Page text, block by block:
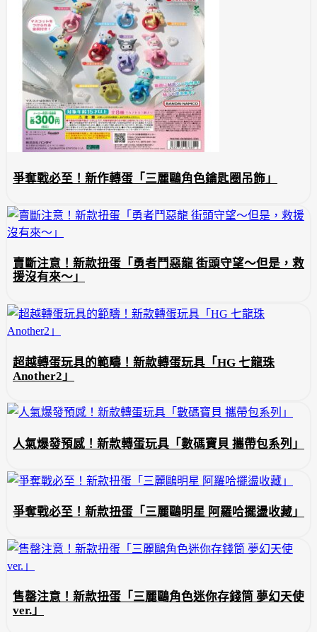
爭奪戰必至！新作轉蛋「三麗鷗角色鑰匙圈吊飾」
賣斷注意！新款扭蛋「勇者鬥惡龍 街頭守望～但是，救
援沒有來～」
超越轉蛋玩具的範疇！新款轉蛋玩具「HG 七龍珠
Another2」
人氣爆發預感！新款轉蛋玩具「數碼寶貝 攜帶包系列」
爭奪戰必至！新款扭蛋「三麗鷗明星 阿羅哈擺盪收藏」
售罄注意！新款扭蛋「三麗鷗角色迷你存錢筒 夢幻天使
ver.」